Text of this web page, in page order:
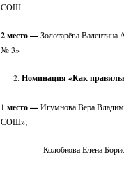
СОШ.
2 место —Золотарёва
№ 3»
Номинация «Как
1 место —Игумнова Вера
СОШ»;
— Колобкова Елена